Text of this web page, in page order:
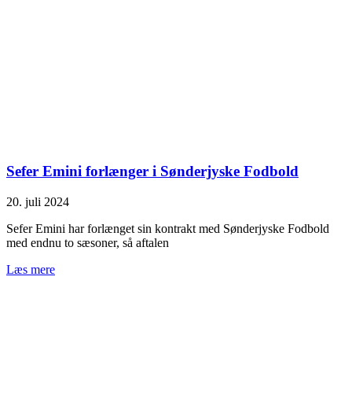
Sefer Emini forlænger i Sønderjyske Fodbold
20. juli 2024
Sefer Emini har forlænget sin kontrakt med Sønderjyske Fodbold
med endnu to sæsoner, så aftalen
Læs mere